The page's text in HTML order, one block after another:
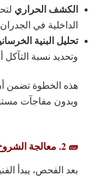
الكشف الحراري
الداخلية في
تحليل البنية
وتحديد نسبة
هذه الخطوة تضمن
وبدون مفاجآت
🧱 2. معالجة الشروخ والعزل الكامل للمبنى
بعد الفحص، يبدأ